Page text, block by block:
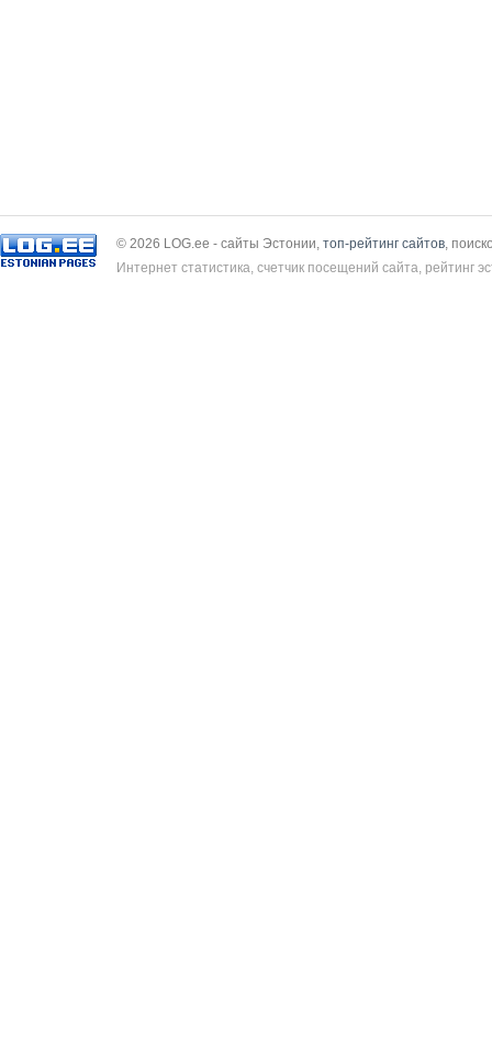
© 2026 LOG.ee - сайты Эстонии, топ-рейтинг сайтов ,
Интернет статистика, счетчик посещений сайта, рейтинг